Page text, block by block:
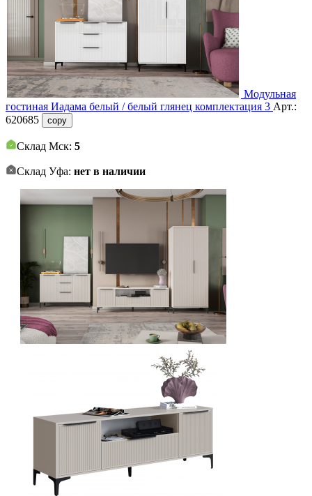
Модульная
гостиная Иадама белый / белый глянец комплектация 3 Арт.:
620685
copy
Склад Мск: 5
Склад Уфа: нет в наличии